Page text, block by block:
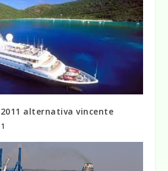
alternativa vincente